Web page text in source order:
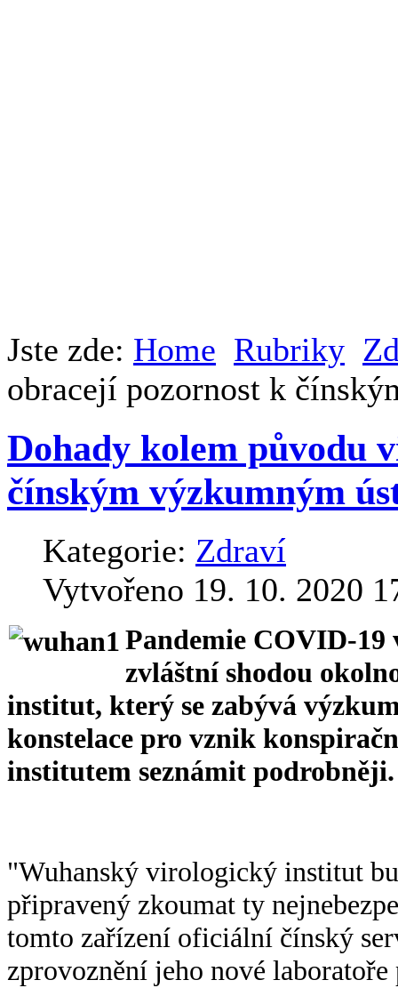
Jste zde: Home Rubriky
obracejí pozornost k
Dohady kolem původu
čínským výzkumným
Kategorie: Zdraví
Vytvořeno 19. 10. 2020
Pandemie COVID-19
zvláštní shodou
institut, který se zabývá
konstelace pro vznik
institutem seznámit podrobněji.
"Wuhanský virologický institut
připravený zkoumat ty
tomto zařízení oficiální čínský
zprovoznění jeho nové